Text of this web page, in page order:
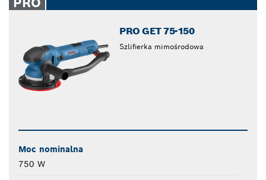
PRO GET 75-150
Szlifierka mimośrodowa
Moc nominalna
750 W